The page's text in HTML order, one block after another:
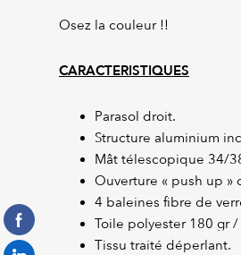
Osez la couleur !!
CARACTERISTIQUES
Parasol droit.
Structure aluminium
Mât télescopique 34/
Ouverture « push up »
4 baleines fibre de
Toile polyester 180 gr /
Tissu traité déperlant.